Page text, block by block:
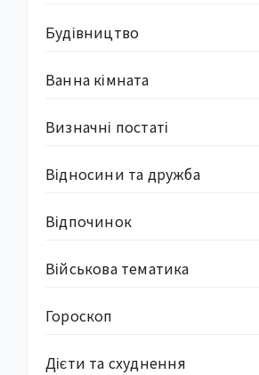
Будівництво
Ванна кімната
Визначні постаті
Відносини та дружба
Відпочинок
Військова тематика
Гороскоп
Дієти та схуднення